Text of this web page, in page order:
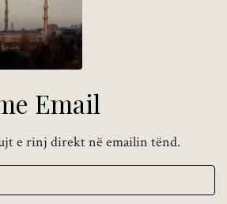
Email
e rinj direkt në emailin tënd.